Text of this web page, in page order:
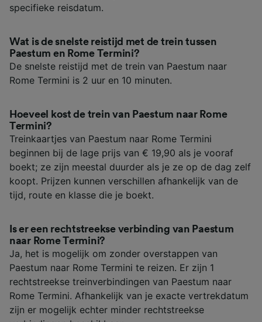
specifieke reisdatum.
Wat is de snelste reistijd met de trein tussen
Paestum en Rome Termini?
De snelste reistijd met de trein van Paestum naar
Rome Termini is 2 uur en 10 minuten.
Hoeveel kost de trein van Paestum naar Rome
Termini?
Treinkaartjes van Paestum naar Rome Termini
beginnen bij de lage prijs van € 19,90 als je vooraf
boekt; ze zijn meestal duurder als je ze op de dag zelf
koopt. Prijzen kunnen verschillen afhankelijk van de
tijd, route en klasse die je boekt.
Is er een rechtstreekse verbinding van Paestum
naar Rome Termini?
Ja, het is mogelijk om zonder overstappen van
Paestum naar Rome Termini te reizen. Er zijn 1
rechtstreekse treinverbindingen van Paestum naar
Rome Termini. Afhankelijk van je exacte vertrekdatum
zijn er mogelijk echter minder rechtstreekse